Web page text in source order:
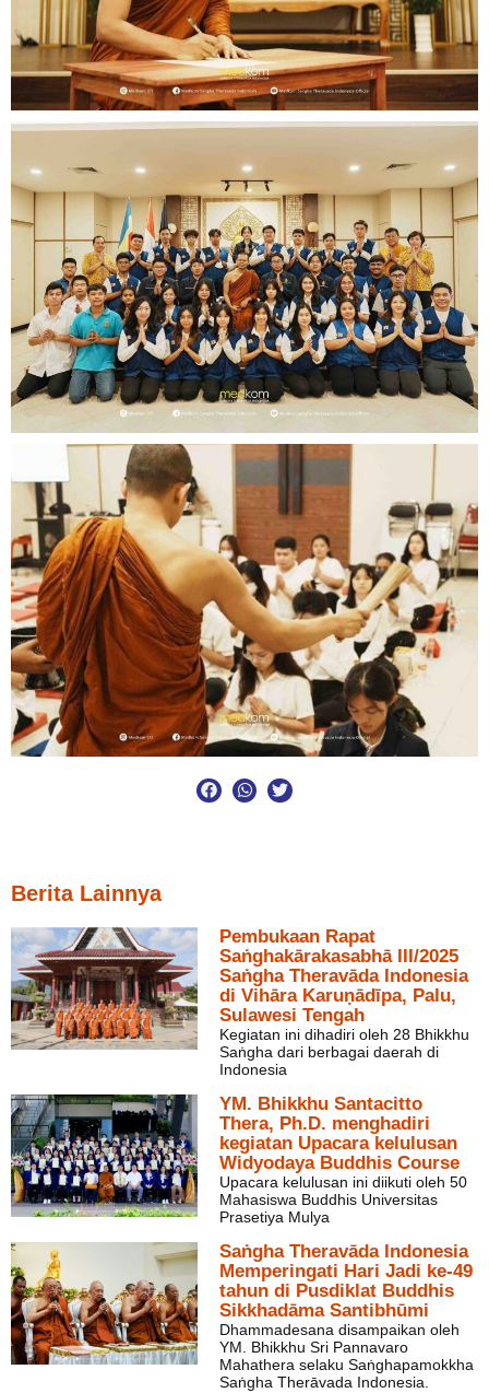
Berita Lainnya
Pembukaan Rapat
Saṅghakārakasabhā III/2025
Saṅgha Theravāda Indonesia
di Vihāra Karuṇādīpa, Palu,
Sulawesi Tengah
Kegiatan ini dihadiri oleh 28 Bhikkhu
Saṅgha dari berbagai daerah di
Indonesia
YM. Bhikkhu Santacitto
Thera, Ph.D. menghadiri
kegiatan Upacara kelulusan
Widyodaya Buddhis Course
Upacara kelulusan ini diikuti oleh 50
Mahasiswa Buddhis Universitas
Prasetiya Mulya
Saṅgha Theravāda Indonesia
Memperingati Hari Jadi ke-49
tahun di Pusdiklat Buddhis
Sikkhadāma Santibhūmi
Dhammadesana disampaikan oleh
YM. Bhikkhu Sri Pannavaro
Mahathera selaku Saṅghapamokkha
Saṅgha Therāvada Indonesia.